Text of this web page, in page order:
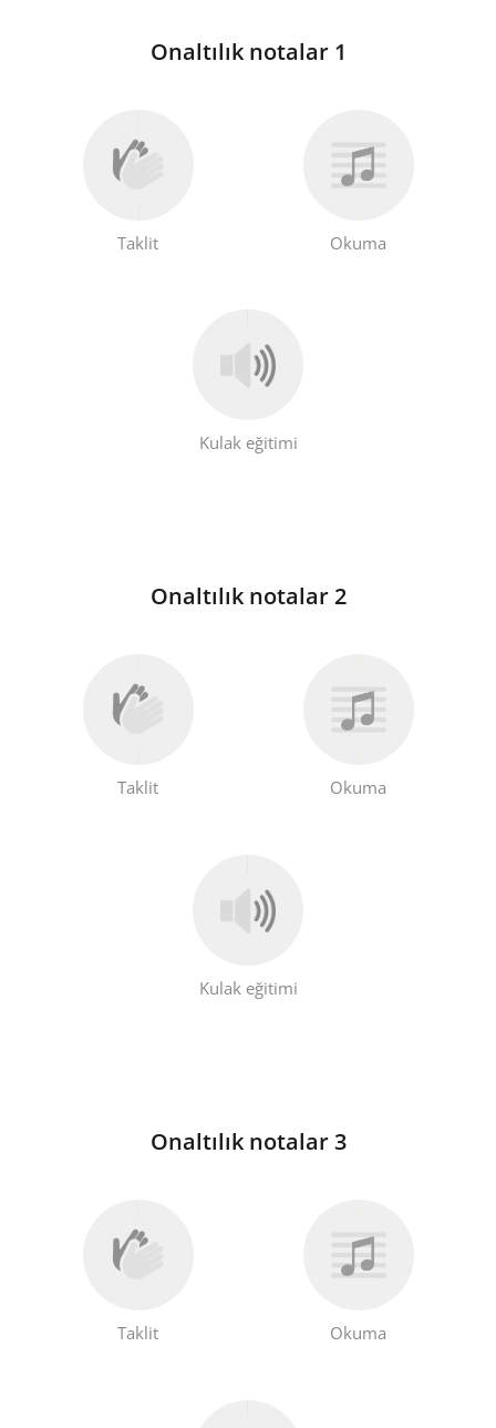
Onaltılık notalar 1
Taklit Okuma
Kulak eğitimi
Onaltılık notalar 2
Taklit Okuma
Kulak eğitimi
Onaltılık notalar 3
Taklit Okuma